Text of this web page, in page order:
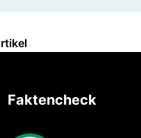
Faktencheck